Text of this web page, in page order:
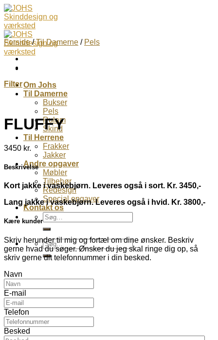
Skip
to
content
Om Johs
Til Damerne
Bukser
Pels
Rulam
Skind
Til Herrene
Frakker
Jakker
Andre opgaver
Møbler
Tilbehør
Redesign
Special opgaver
Kontakt os
Søg
efter:
Søg
efter:
Forside / Til Damerne / Pels
Filter
FLUFFY
3450 kr.
Beskrivelse
Kort jakke i vaskebjørn. Leveres også i sort. Kr. 3450,-
Lang jakke i vaskebjørn. Leveres også i hvid. Kr. 3800,-
Kære kunder
Skriv herunder til mig og fortæl om dine ønsker. Beskriv
gerne hvad du søger. Ønsker du jeg skal ringe dig op, så
skriv gerne dit telefonnummer i din besked.
Navn
E-mail
Telefon
Besked